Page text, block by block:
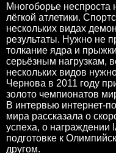
Многоборье
лёгкой атлетики.
нескольких видах
результаты. Нужно не
толкание ядра и
серьёзным нагрузкам,
нескольких видов
Чернова в 2011 году
золото чемпионатов
В интервью интернет-
мира рассказала о
успеха, о награждении
подготовке к
другом.